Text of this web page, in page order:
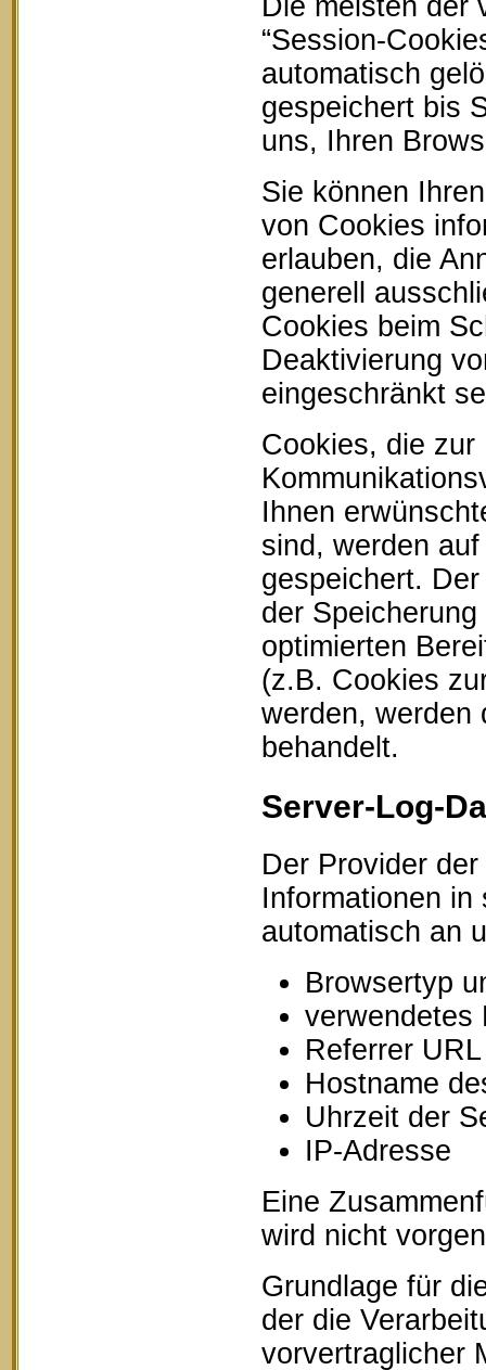
Die meisten der
“Session-
automatisch
gespeichert bis
uns, Ihren
Sie können
von Cookies
erlauben, die
generell
Cookies beim
Deaktivierung
eingeschränkt
Cookies, die zur
Ihnen
sind, werden
gespeichert.
der
optimierten
(z.B. Cookies
werden, werden
behandelt.
Server-Log-
Der Provider
Informationen
automatisch an
Browsertyp
verwendetes
Referrer URL
Hostname
Uhrzeit der
IP-Adresse
Eine
wird nicht
Grundlage für
der die
vorvertraglicher